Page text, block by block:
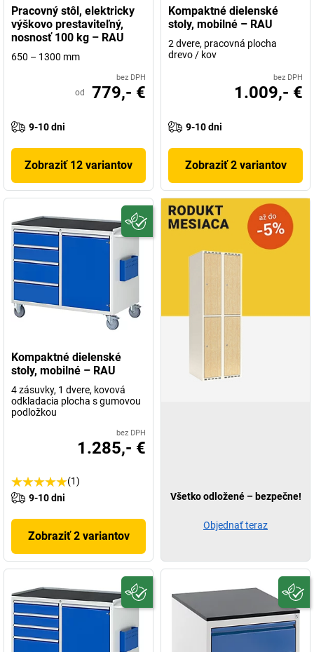
Pracovný stôl, elektricky
výškovo prestaviteľný,
nosnosť 100 kg – RAU
650 – 1300 mm
bez DPH
od 779,- €
9-10 dni
Zobraziť 12 variantov
Kompaktné dielenské
stoly, mobilné – RAU
2 dvere, pracovná plocha
drevo / kov
bez DPH
1.009,- €
9-10 dni
Zobraziť 2 variantov
Kompaktné dielenské
stoly, mobilné – RAU
4 zásuvky, 1 dvere, kovová
odkladacia plocha s gumovou
podložkou
bez DPH
1.285,- €
(1)
9-10 dni
Zobraziť 2 variantov
Všetko odložené – bezpečne!
Objednať teraz